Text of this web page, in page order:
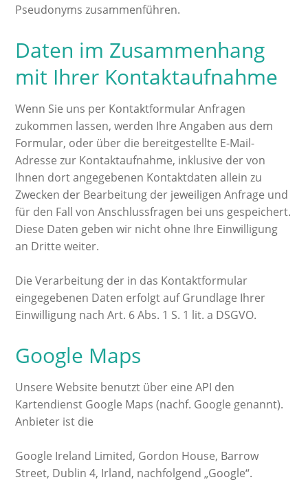
Pseudonyms zusammenführen.
Daten im Zusammenhang
mit Ihrer Kontaktaufnahme
Wenn Sie uns per Kontaktformular Anfragen
zukommen lassen, werden Ihre Angaben aus dem
Formular, oder über die bereitgestellte E-Mail-
Adresse zur Kontaktaufnahme, inklusive der von
Ihnen dort angegebenen Kontaktdaten allein zu
Zwecken der Bearbeitung der jeweiligen Anfrage und
für den Fall von Anschlussfragen bei uns gespeichert.
Diese Daten geben wir nicht ohne Ihre Einwilligung
an Dritte weiter.
Die Verarbeitung der in das Kontaktformular
eingegebenen Daten erfolgt auf Grundlage Ihrer
Einwilligung nach Art. 6 Abs. 1 S. 1 lit. a DSGVO.
Google Maps
Unsere Website benutzt über eine API den
Kartendienst Google Maps (nachf. Google genannt).
Anbieter ist die
Google Ireland Limited, Gordon House, Barrow
Street, Dublin 4, Irland, nachfolgend „Google“.